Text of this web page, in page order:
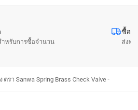
ซื้อค
ส่งฟ
ำหรับการซื้อจำนวน
รา Sanwa Spring Brass Check Valve -